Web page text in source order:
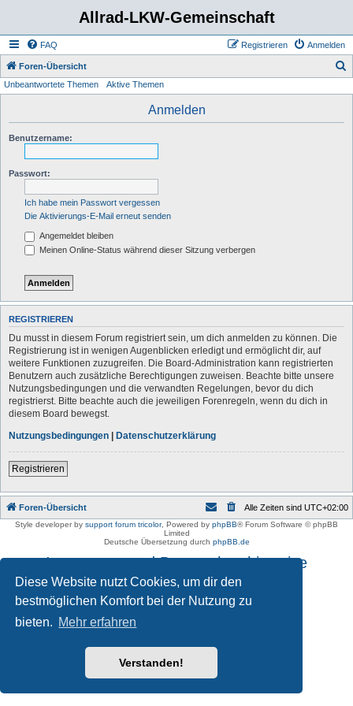
Diese Website nutzt Cookies, um dir den
bestmöglichen Komfort bei der Nutzung zu
bieten. Mehr erfahren
Verstanden!
Allrad-LKW-Gemeinschaft
FAQ Anmelden
Registrieren
Foren-Übersicht
Unbeantwortete Themen Aktive Themen
Anmelden
Benutzername:
Passwort:
Ich habe mein Passwort vergessen
Die Aktivierungs-E-Mail erneut senden
Angemeldet bleiben
Meinen Online-Status während dieser Sitzung verbergen
REGISTRIEREN
Du musst in diesem Forum registriert sein, um dich anmelden zu können. Die
Registrierung ist in wenigen Augenblicken erledigt und ermöglicht dir, auf
weitere Funktionen zuzugreifen. Die Board-Administration kann registrierten
Benutzern auch zusätzliche Berechtigungen zuweisen. Beachte bitte unsere
Nutzungsbedingungen und die verwandten Regelungen, bevor du dich
registrierst. Bitte beachte auch die jeweiligen Forenregeln, wenn du dich in
diesem Board bewegst.
Nutzungsbedingungen | Datenschutzerklärung
Registrieren
Foren-Übersicht Alle Zeiten sind UTC+02:00
Style developer by support forum tricolor, Powered by phpBB® Forum Software © phpBB
Limited
Deutsche Übersetzung durch phpBB.de
Impressum und Datenschutzhinweise